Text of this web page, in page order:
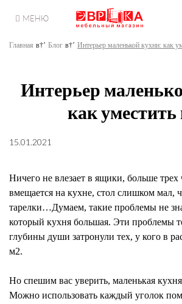
МЕНЮ
Главная Блог Интерьер маленькой кухни: как
Интерьер
как уместить
15.01.2021
Ничего не влезает в ящики, больше трех
вмещается на кухне, стол слишком мал,
тарелки…Думаем, такие проблемы не
который кухня большая. Эти проблемы
глубины души затронули тех, у кого в
м2.
Но спешим вас уверить, маленькая
Можно использовать каждый уголок